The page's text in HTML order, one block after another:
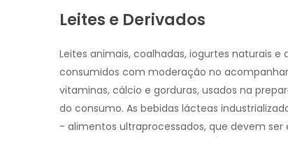
Leites e Derivados
Leites animais, coalhadas, iogurtes naturais e
consumidos com moderação no
vitaminas, cálcio e gorduras, usados na
do consumo. As bebidas lácteas
- alimentos ultraprocessados, que devem ser